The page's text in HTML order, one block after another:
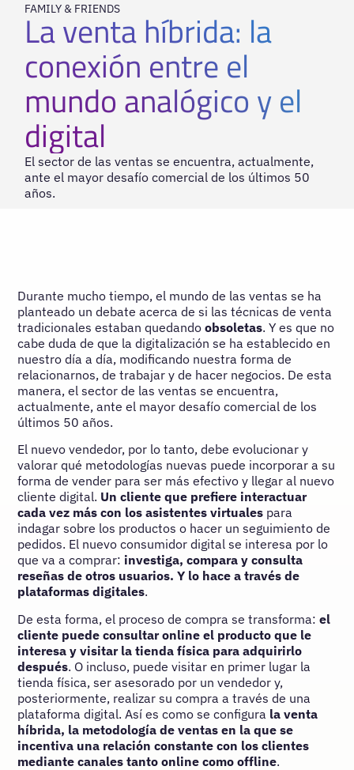
FAMILY & FRIENDS
La venta híbrida: la
conexión entre el
mundo analógico y el
digital
El sector de las ventas se encuentra, actualmente,
ante el mayor desafío comercial de los últimos 50
años.
Durante mucho tiempo, el mundo de las ventas se ha
planteado un debate acerca de si las técnicas de venta
tradicionales estaban quedandoobsoletas. Y es que no
cabe duda de que la digitalización se ha establecido en
nuestro día a día, modificando nuestra forma de
relacionarnos, de trabajar y de hacer negocios. De esta
manera, el sector de las ventas se encuentra,
actualmente, ante el mayor desafío comercial de los
últimos 50 años.
El nuevo vendedor, por lo tanto, debe evolucionar y
valorar qué metodologías nuevas puede incorporar a su
forma de vender para ser más efectivo y llegar al nuevo
cliente digital. Un cliente que prefiere interactuar
cada vez más con los asistentes virtuales para
indagar sobre los productos o hacer un seguimiento de
pedidos. El nuevo consumidor digital se interesa por lo
que va a comprar: investiga, compara y consulta
reseñas de otros usuarios. Y lo hace a través de
plataformas digitales.
De esta forma, el proceso de compra se transforma:el
cliente puede consultar online el producto que le
interesa y visitar la tienda física para adquirirlo
después. O incluso, puede visitar en primer lugar la
tienda física, ser asesorado por un vendedor y,
posteriormente, realizar su compra a través de una
plataforma digital. Así es como se configura la venta
híbrida, la metodología de ventas en la que se
incentiva una relación constante con los clientes
mediante canales tanto online como offline.